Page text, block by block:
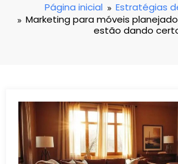
Página inicial
Estratégias
Marketing para móveis
estão dando